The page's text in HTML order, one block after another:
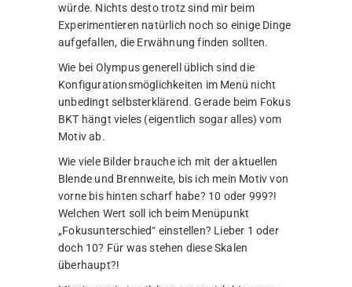
würde. Nichts desto trotz sind mir beim
Experimentieren natürlich noch so einige Dinge
aufgefallen, die Erwähnung finden sollten.
Wie bei Olympus generell üblich sind die
Konfigurationsmöglichkeiten im Menü nicht
unbedingt selbsterklärend. Gerade beim Fokus
BKT hängt vieles (eigentlich sogar alles) vom
Motiv ab.
Wie viele Bilder brauche ich mit der aktuellen
Blende und Brennweite, bis ich mein Motiv von
vorne bis hinten scharf habe? 10 oder 999?!
Welchen Wert soll ich beim Menüpunkt
„Fokusunterschied“ einstellen? Lieber 1 oder
doch 10? Für was stehen diese Skalen
überhaupt?!